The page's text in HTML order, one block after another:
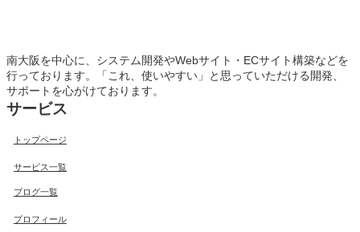
南大阪を中心に、システム開発やWebサイト・ECサイト構築などを
行っております。「これ、使いやすい」と思っていただける開発、
サポートを心がけております。
サービス
トップページ
サービス一覧
ブログ一覧
プロフィール